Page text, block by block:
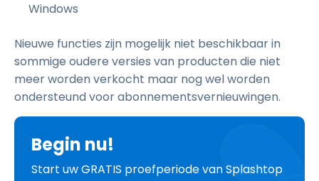
Windows
Nieuwe functies zijn mogelijk niet beschikbaar in
sommige oudere versies van producten die niet
meer worden verkocht maar nog wel worden
ondersteund voor abonnementsvernieuwingen.
Begin nu!
Start uw GRATIS proefperiode van Splashtop